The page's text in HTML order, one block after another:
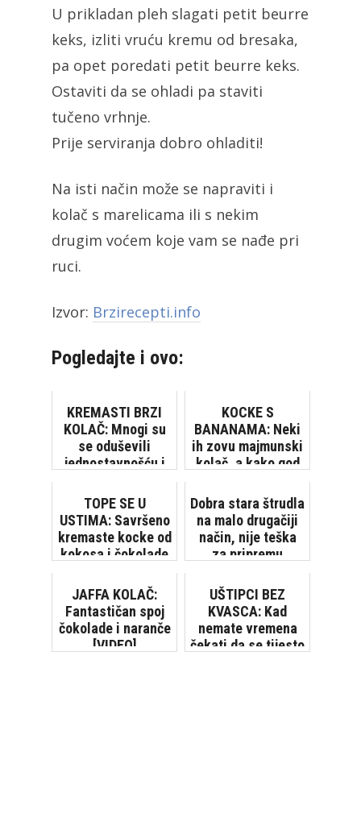
U prikladan pleh slagati petit beurre
keks, izliti vruću kremu od bresaka,
pa opet poredati petit beurre keks.
Ostaviti da se ohladi pa staviti
tučeno vrhnje.
Prije serviranja dobro ohladiti!
Na isti način može se napraviti i
kolač s marelicama ili s nekim
drugim voćem koje vam se nađe pri
ruci.
Izvor: Brzirecepti.info
Pogledajte i ovo:
KREMASTI BRZI
KOLAČ: Mnogi su
se oduševili
jednostavnošću i
KOCKE S
BANANAMA: Neki
ih zovu majmunski
kolač, a kako god
su!
TOPE SE U
USTIMA: Savršeno
kremaste kocke od
kokosa i čokolade
Dobra stara štrudla
na malo drugačiji
način, nije teška
za pripremu
JAFFA KOLAČ:
Fantastičan spoj
čokolade i naranče
[VIDEO]
UŠTIPCI BEZ
KVASCA: Kad
nemate vremena
čekati da se tijesto